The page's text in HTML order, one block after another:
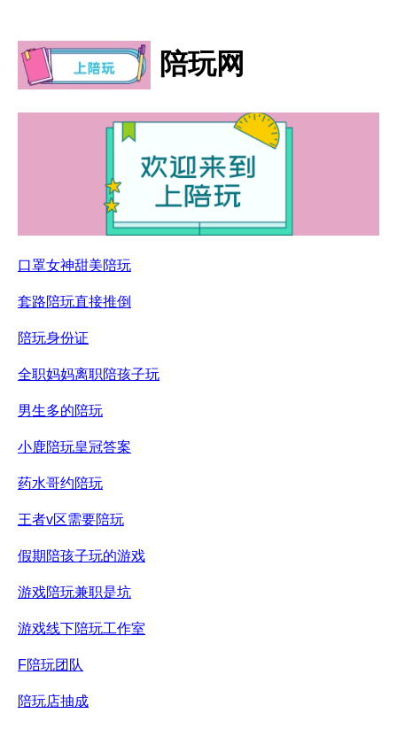
陪玩网
口罩女神甜美陪玩
套路陪玩直接推倒
陪玩身份证
全职妈妈离职陪孩子玩
男生多的陪玩
小鹿陪玩皇冠答案
药水哥约陪玩
王者v区需要陪玩
假期陪孩子玩的游戏
游戏陪玩兼职是坑
游戏线下陪玩工作室
F陪玩团队
陪玩店抽成